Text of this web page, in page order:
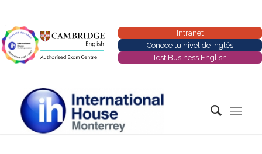
Intranet
Conoce tu nivel de inglés
Test Business English